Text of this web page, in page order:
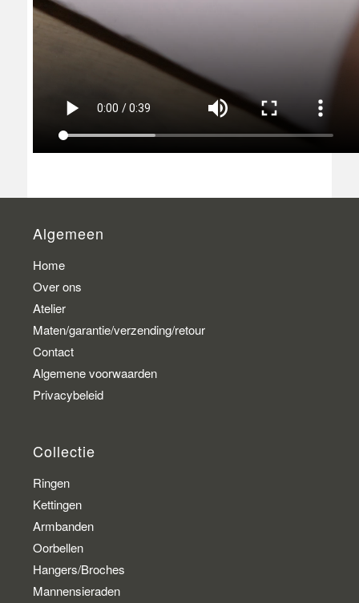
Algemeen
Home
Over ons
Atelier
Maten/garantie/verzending/retour
Contact
Algemene voorwaarden
Privacybeleid
Collectie
Ringen
Kettingen
Armbanden
Oorbellen
Hangers/Broches
Mannensieraden